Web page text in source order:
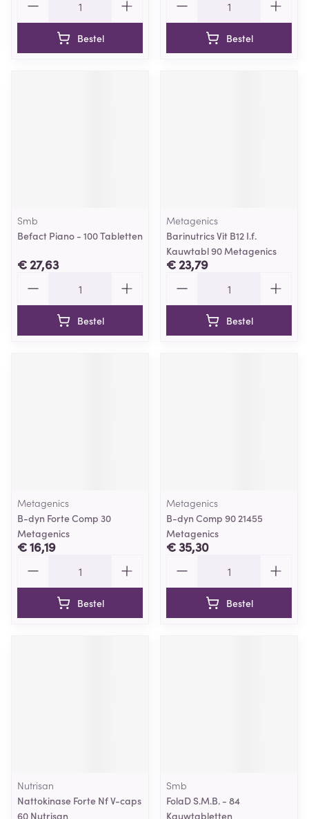
Bestel Bestel
Smb
Befact Piano - 100 Tabletten
€ 27,63
Bestel
Metagenics
Barinutrics Vit B12 I.f.
Kauwtabl 90 Metagenics
€ 23,79
Bestel
Metagenics
B-dyn Forte Comp 30
Metagenics
€ 16,19
Bestel
Metagenics
B-dyn Comp 90 21455
Metagenics
€ 35,30
Bestel
Nutrisan
Nattokinase Forte Nf V-caps
60 Nutrisan
Smb
FolaD S.M.B. - 84
Kauwtabletten